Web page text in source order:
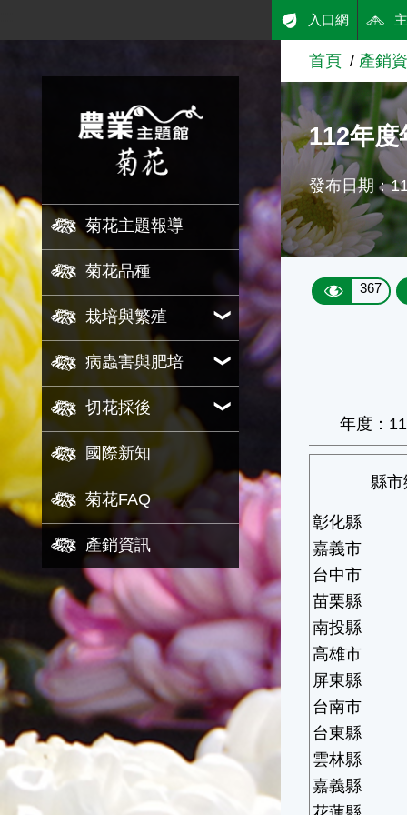
農業知識入口網
菊花主題報導
菊花品種
栽培與繁殖
病蟲害與肥培
切花採後
國際新知
菊花FAQ
產銷資訊
入口網
首頁 產銷
112年度
發布日期：
367
年度：
縣
彰化縣
嘉義市
台中市
苗栗縣
南投縣
高雄市
屏東縣
台南市
台東縣
雲林縣
嘉義縣